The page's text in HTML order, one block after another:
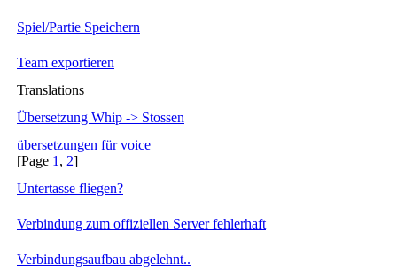
Spiel/Partie Speichern
Team exportieren
Translations
Übersetzung Whip -> Stossen
übersetzungen für voice
[Page 1 , 2]
Untertasse fliegen?
Verbindung zum offiziellen Server fehlerhaft
Verbindungsaufbau abgelehnt..